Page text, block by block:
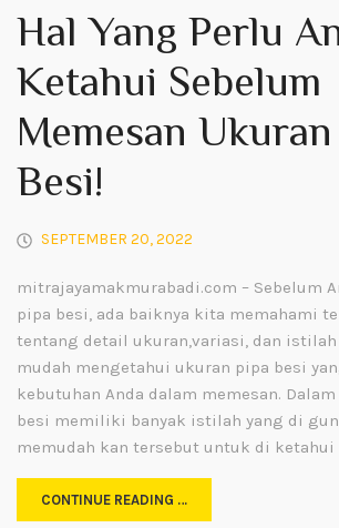
Hal Yang Perlu
Ketahui Sebelum
Memesan
Besi!
SEPTEMBER 20, 2022
mitrajayamakmurabadi.com – Sebelum
pipa besi, ada baiknya kita memahami
tentang detail ukuran,variasi, dan
mudah mengetahui ukuran pipa besi
kebutuhan Anda dalam memesan.
besi memiliki banyak istilah yang di
memudah kan tersebut untuk di ketahui
CONTINUE READING …